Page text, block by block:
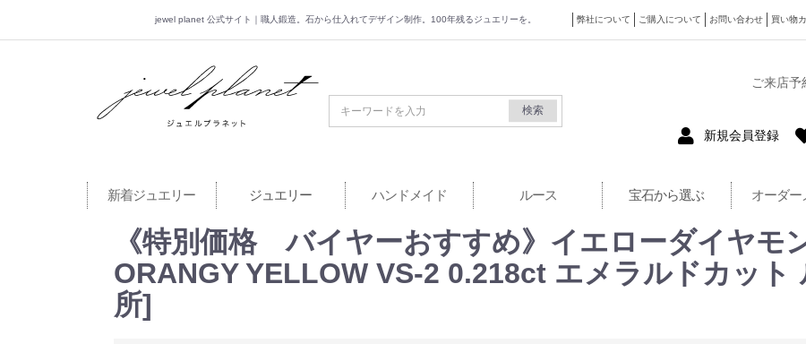
jewel planet 公式サイト｜職人鍛造。石から仕入れてデザイン制作。100年残るジュエリーを。 弊社について ご購入について お問い合わせ 買い物
jewel planet 公式サイト
検索
ご来店予
新規会員登録
新着ジュエリー ジュエリー ハンドメイド ルース 宝石から選ぶ オーダー
《特別価格 バイヤーおすすめ》イエローダイヤモ
ORANGY YELLOW VS-2 0.218ct エメラルドカット
所]